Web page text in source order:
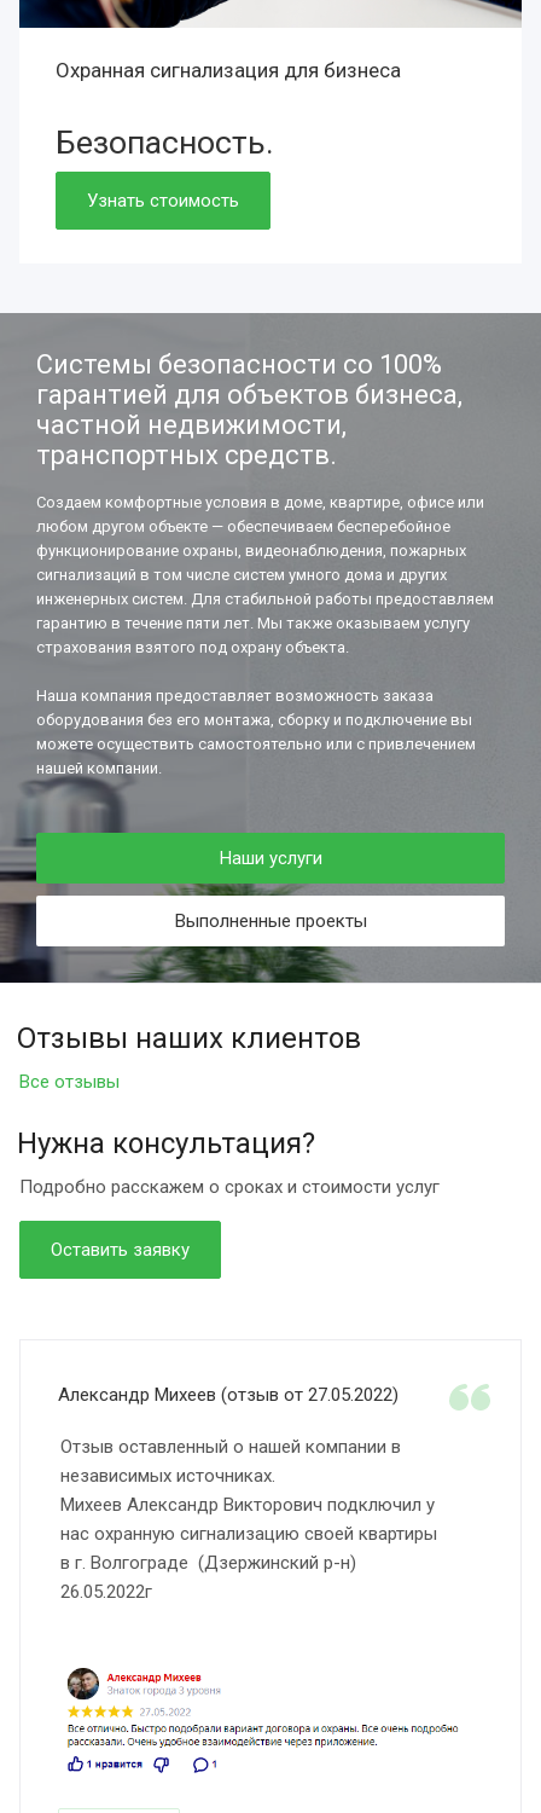
Охранная сигнализация для бизнеса
Безопасность.
Сохранность.Престиж.
Просто. Быстро. Доступно.
Нужно. Обязательно.
Узнать стоимость
Системы безопасности со 100%
гарантией для объектов бизнеса,
частной недвижимости,
транспортных средств.
Создаем комфортные условия в доме, квартире, офисе или
любом другом объекте — обеспечиваем бесперебойное
функционирование охраны, видеонаблюдения, пожарных
сигнализаций в том числе систем умного дома и других
инженерных систем. Для стабильной работы предоставляем
гарантию в течение пяти лет. Мы также оказываем услугу
страхования взятого под охрану объекта.
Наша компания предоставляет возможность заказа
оборудования без его монтажа, сборку и подключение вы
можете осуществить самостоятельно или с привлечением
нашей компании.
Наши услуги
Выполненные проекты
Нужна консультация?
Подробно расскажем о сроках и стоимости услуг
Оставить заявку
Все отзывы
Отзывы наших клиентов
Александр Михеев (отзыв от 27.05.2022)
Отзыв оставленный о нашей компании в
независимых источниках.
Михеев Александр Викторович подключил у
нас охранную сигнализацию своей квартиры
в г. Волгограде (Дзержинский р-н)
26.05.2022г